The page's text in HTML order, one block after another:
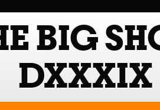
BIG
DXXXIX